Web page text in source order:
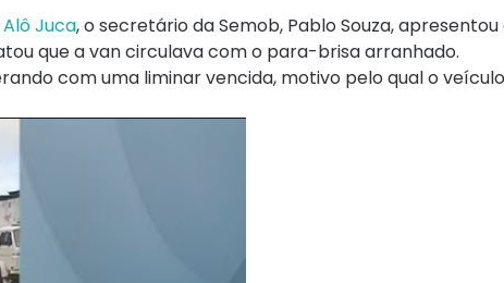
Juca, o secretário da Semob, Pablo Souza, apresentou
que a van circulava com o para-brisa arranhado.
com uma liminar vencida, motivo pelo qual o